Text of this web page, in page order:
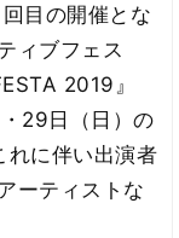
目の開催とな
ィブフェス
2019』
29日（日）の
れに伴い出演者
ーティストな